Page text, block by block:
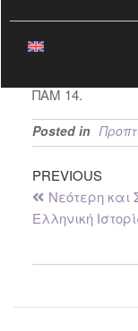
By ΦΏΤΗΣ
Οι παραδόσεις
ΠΑΜ 14.
Posted in
PREVIOUS
Νεότερη και
Ελληνική